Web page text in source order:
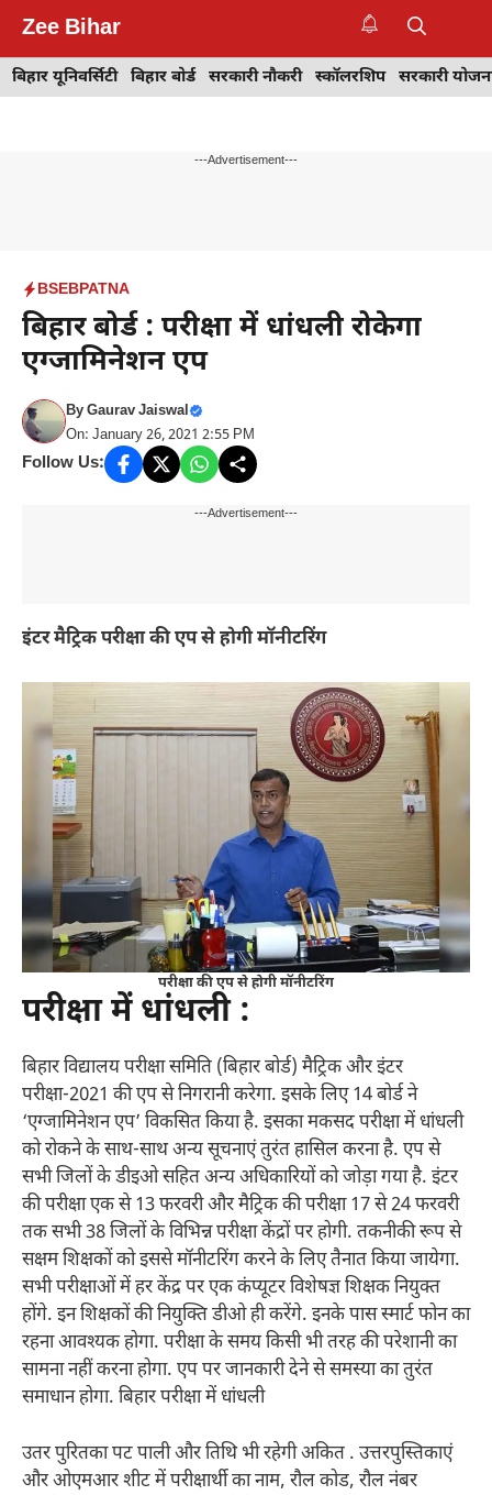
content
Zee Bihar
बिहार यूनिवर्सिटी बिहार बोर्ड सरकारी नौकरी स्कॉलरशिप सरकारी
---Advertisement---
BSEBPATNA
बिहार बोर्ड : परीक्षा में धांधली रोकेगा
एग्जामिनेशन एप
ByGaurav Jaiswal
On: January 26, 2021 2:55 PM
Follow Us:
---Advertisement---
इंटर मैट्रिक परीक्षा की एप से होगी मॉनीटरिंग
परीक्षा की एप से होगी मॉनीटरिंग
परीक्षा में धांधली :
बिहार विद्यालय परीक्षा समिति (बिहार बोर्ड) मैट्रिक और इंटर
परीक्षा-2021 की एप से निगरानी करेगा. इसके लिए 14 बोर्ड ने
‘एग्जामिनेशन एप’ विकसित किया है. इसका मकसद परीक्षा में धांधली
को रोकने के साथ-साथ अन्य सूचनाएं तुरंत हासिल करना है. एप से
सभी जिलों के डीइओ सहित अन्य अधिकारियों को जोड़ा गया है. इंटर
की परीक्षा एक से 13 फरवरी और मैट्रिक की परीक्षा 17 से 24 फरवरी
तक सभी 38 जिलों के विभिन्न परीक्षा केंद्रों पर होगी. तकनीकी रूप से
सक्षम शिक्षकों को इससे मॉनीटरिंग करने के लिए तैनात किया जायेगा.
सभी परीक्षाओं में हर केंद्र पर एक कंप्यूटर विशेषज्ञ शिक्षक नियुक्त
होंगे. इन शिक्षकों की नियुक्ति डीओ ही करेंगे. इनके पास स्मार्ट फोन का
रहना आवश्यक होगा. परीक्षा के समय किसी भी तरह की परेशानी का
सामना नहीं करना होगा. एप पर जानकारी देने से समस्या का तुरंत
समाधान होगा. बिहार परीक्षा में धांधली
उतर पुरितका पट पाली और तिथि भी रहेगी अकित . उत्तरपुस्तिकाएं
और ओएमआर शीट में परीक्षार्थी का नाम, रौल कोड, रौल नंबर